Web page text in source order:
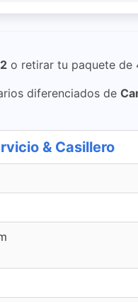
o retirar tu paquete de
diferenciados de
& Casillero